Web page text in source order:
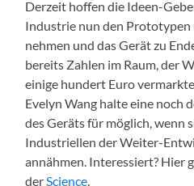
Derzeit hoffen die Ideen-
Industrie nun den
nehmen und das Gerät zu
bereits Zahlen im Raum, der
einige hundert Euro
Evelyn Wang halte eine noch
des Geräts für möglich, wenn
Industriellen der Weiter-
annähmen. Interessiert? Hier
derScience.